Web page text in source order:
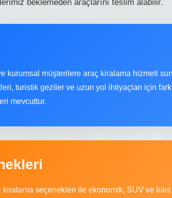
beklemeden araçlarını teslim alabilir.
kurumsal müşterilere araç kiralama hizmeti
turistik geziler ve uzun yol ihtiyaçları için
mevcuttur.
kiralama seçenekleri ile ekonomik, SUV ve